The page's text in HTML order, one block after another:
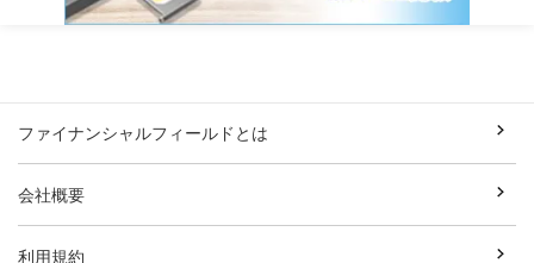
ファイナンシャルフィールドとは
会社概要
利用規約